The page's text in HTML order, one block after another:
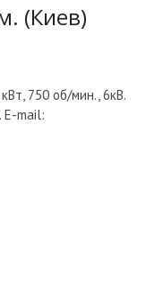
(Киев)
750 об/мин., 6кВ.
E-mail: